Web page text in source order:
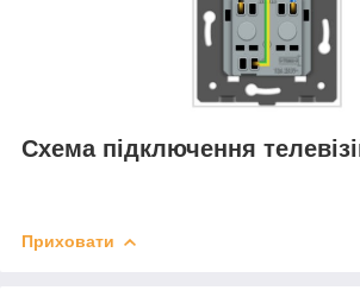
Схема підключення
Приховати